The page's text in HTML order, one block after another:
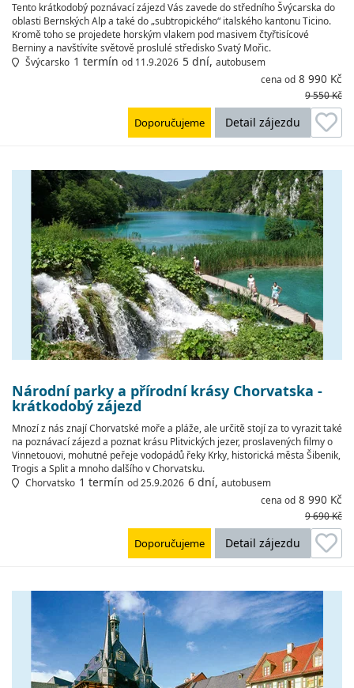
Tento krátkodobý poznávací zájezd Vás zavede do středního Švýcarska do
oblasti Bernských Alp a také do „subtropického“ italského kantonu Ticino.
Kromě toho se projedete horským vlakem pod masivem čtyřtisícové
Berniny a navštívíte světově proslulé středisko Svatý Mořic.
Švýcarsko 1 termín od 11.9.2026 5 dní, autobusem
cena od 8 990 Kč
9 550 Kč
Detail zájezdu
Doporučujeme
Národní parky a přírodní krásy Chorvatska -
krátkodobý zájezd
Mnozí z nás znají Chorvatské moře a pláže, ale určitě stojí za to vyrazit také
na poznávací zájezd a poznat krásu Plitvických jezer, proslavených filmy o
Vinnetouovi, mohutné peřeje vodopádů řeky Krky, historická města Šibenik,
Trogis a Split a mnoho dalšího v Chorvatsku.
Chorvatsko 1 termín od 25.9.2026 6 dní, autobusem
cena od 8 990 Kč
9 690 Kč
Detail zájezdu
Doporučujeme